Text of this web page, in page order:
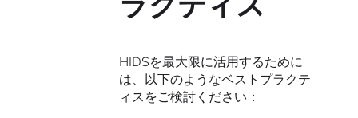
HIDSを最大限に活用するために
は、以下のようなベストプラクテ
ィスをご検討ください：